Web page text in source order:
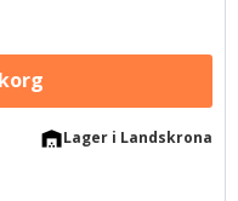
warehouseLager i Landskrona